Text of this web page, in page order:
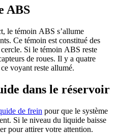
ABS
le témoin ABS s’allume
Ce témoin est constitué des
Si le témoin ABS reste
de roues. Il y a quatre
voyant reste allumé.
dans le réservoir
de frein pour que le système
Si le niveau du liquide baisse
pour attirer votre attention.